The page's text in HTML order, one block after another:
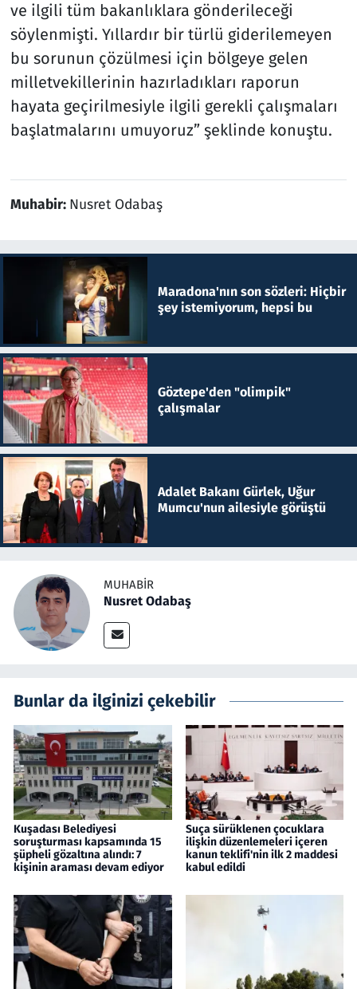
ve ilgili tüm bakanlıklara gönderileceği
söylenmişti. Yıllardır bir türlü giderilemeyen
bu sorunun çözülmesi için bölgeye gelen
milletvekillerinin hazırladıkları raporun
hayata geçirilmesiyle ilgili gerekli çalışmaları
başlatmalarını umuyoruz” şeklinde konuştu.
Muhabir: Nusret Odabaş
Maradona'nın son sözleri: Hiçbir
şey istemiyorum, hepsi bu
Göztepe'den "olimpik"
çalışmalar
Adalet Bakanı Gürlek, Uğur
Mumcu'nun ailesiyle görüştü
MUHABIR
Nusret Odabaş
Bunlar da ilginizi çekebilir
Kuşadası Belediyesi
soruşturması kapsamında 15
şüpheli gözaltına alındı: 7
kişinin araması devam ediyor
Suça sürüklenen çocuklara
ilişkin düzenlemeleri içeren
kanun teklifi'nin ilk 2 maddesi
kabul edildi